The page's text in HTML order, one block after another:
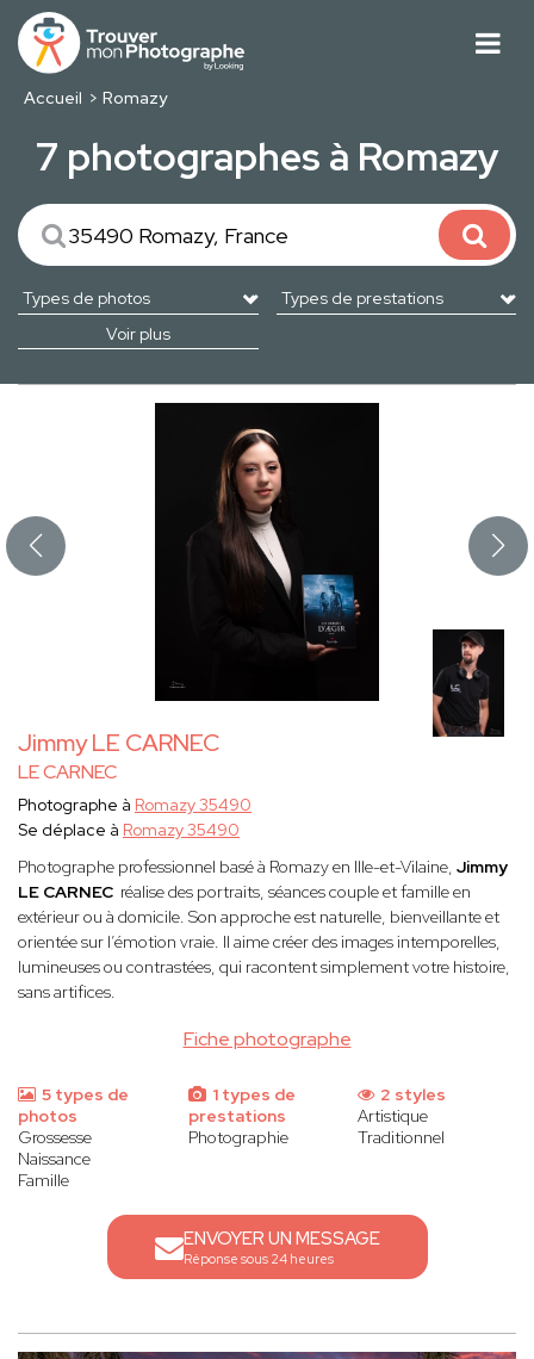
Accueil Romazy
7 photographes à Romazy
Voir plus
Jimmy LE CARNEC
LE CARNEC
Fiche photographe
Photographe à Romazy 35490
Se déplace à Romazy 35490
Photographe professionnel basé à Romazy en Ille-et-Vilaine, Jimmy
LE CARNEC réalise des portraits, séances couple et famille en
extérieur ou à domicile. Son approche est naturelle, bienveillante et
orientée sur l’émotion vraie. Il aime créer des images intemporelles,
lumineuses ou contrastées, qui racontent simplement votre histoire,
sans artifices.
5 types de
photos
Grossesse
Naissance
Famille
1 types de
prestations
Photographie
2 styles
Artistique
Traditionnel
ENVOYER UN MESSAGE
Réponse sous 24 heures